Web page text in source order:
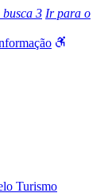
3 Ir para o
Turismo